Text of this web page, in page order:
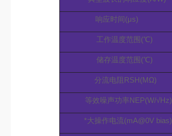
响应时间(μs)
工作温度范围(℃)
储存温度范围(℃)
分流电阻RSH(MΩ)
等效噪声功率NEP(W/√Hz)
*大操作电流(mA@0V bias)